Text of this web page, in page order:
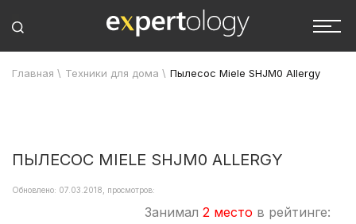
Главная \ Техники для дома \ Пылесос Miele SHJM0 Allergy
ПЫЛЕСОС MIELE SHJM0 ALLERGY
Обновлено: 07.03.2018, просмотров:
Занимал 2 место в рейтинге: